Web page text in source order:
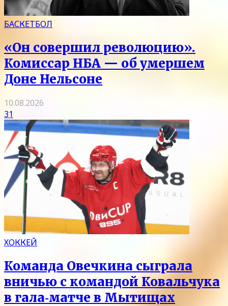
БАСКЕТБОЛ
«Он совершил революцию».
Комиссар НБА — об умершем
Доне Нельсоне
10.08.2026
31
ХОККЕЙ
Команда Овечкина сыграла
вничью с командой Ковальчука
в гала‑матче в Мытищах